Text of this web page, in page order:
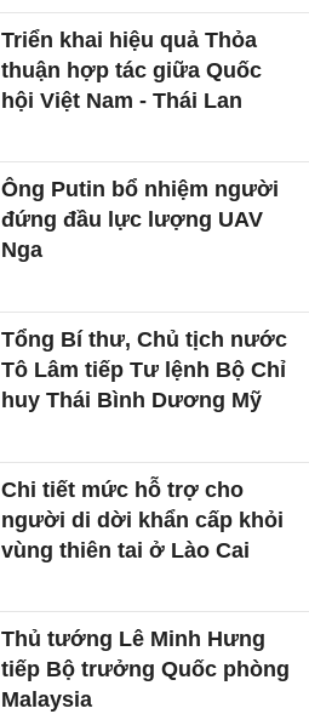
Triển khai hiệu quả Thỏa
thuận hợp tác giữa Quốc
hội Việt Nam - Thái Lan
Ông Putin bổ nhiệm người
đứng đầu lực lượng UAV
Nga
Tổng Bí thư, Chủ tịch nước
Tô Lâm tiếp Tư lệnh Bộ Chỉ
huy Thái Bình Dương Mỹ
Chi tiết mức hỗ trợ cho
người di dời khẩn cấp khỏi
vùng thiên tai ở Lào Cai
Thủ tướng Lê Minh Hưng
tiếp Bộ trưởng Quốc phòng
Malaysia